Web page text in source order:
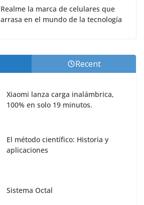
Realme la marca de celulares que
arrasa en el mundo de la tecnología
Recent
Xiaomi lanza carga inalámbrica,
100% en solo 19 minutos.
El método científico: Historia y
aplicaciones
Sistema Octal